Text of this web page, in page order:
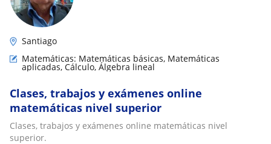
Santiago
Matemáticas: Matemáticas básicas, Matemáticas
aplicadas, Cálculo, Álgebra lineal
Clases, trabajos y exámenes online
matemáticas nivel superior
Clases, trabajos y exámenes online matemáticas nivel
superior.